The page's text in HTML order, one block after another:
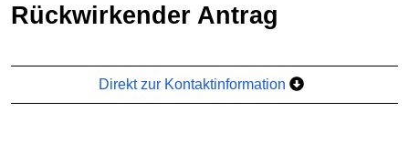
Rückwirkender Antrag
Direkt zur Kontaktinformation